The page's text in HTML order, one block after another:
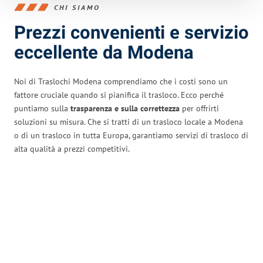
CHI SIAMO
Prezzi convenienti e servizio
eccellente da Modena
Noi di Traslochi Modena comprendiamo che i costi sono un
fattore cruciale quando si pianifica il trasloco. Ecco perché
puntiamo sulla trasparenza e sulla correttezza per offrirti
soluzioni su misura. Che si tratti di un trasloco locale a Modena
o di un trasloco in tutta Europa, garantiamo servizi di trasloco di
alta qualità a prezzi competitivi.